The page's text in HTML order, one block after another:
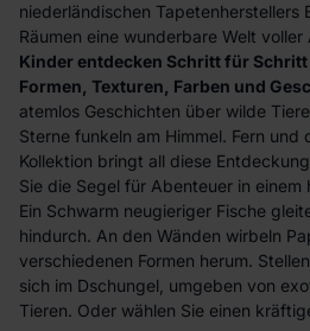
niederländischen Tapetenherstellers
Räumen eine wunderbare Welt
Kinder entdecken Schritt für
Formen, Texturen, Farben und
atemlos Geschichten über wilde
Sterne funkeln am Himmel. Fern und
Kollektion bringt all diese
Sie die Segel für Abenteuer in
Ein Schwarm neugieriger Fische
hindurch. An den Wänden wirbeln
verschiedenen Formen herum.
sich im Dschungel, umgeben von
Tieren. Oder wählen Sie einen